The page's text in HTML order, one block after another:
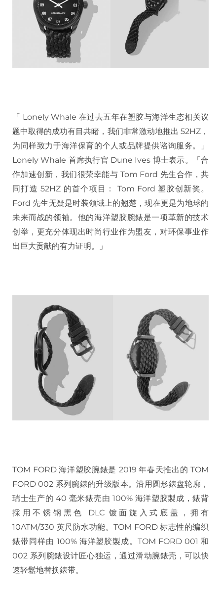
「 Lonely Whale 在过去五年在塑胶与海洋生态相关议
题中取得的成功有目共睹，我们非常激动地推出 52HZ，
为同样致力于海洋保育的个人或品牌提供谘询服务。」
Lonely Whale 首席执行官 Dune Ives 博士表示。「合
作加速创新，我们很荣幸能与 Tom Ford 先生合作，共
同打造 52HZ 的首个项目： Tom Ford 塑胶创新奖。
Ford 先生无疑是时装领域上的翘楚，现在更是为地球的
未来而战的领袖。他的海洋塑胶腕錶是一项革新的技术
创举，更充分体现出时尚行业作为盟友，对环保事业作
出巨大贡献的有力证明。」
TOM FORD 海洋塑胶腕錶是 2019 年春天推出的 TOM
FORD 002 系列腕錶的升级版本。沿用圆形錶盘轮廓，
瑞士生产的 40 毫米錶壳由 100% 海洋塑胶製成，錶背
採用不锈钢黑色 DLC 镀面旋入式底盖，拥有
10ATM/330 英尺防水功能。TOM FORD 标志性的编织
錶带同样由 100% 海洋塑胶製成。TOM FORD 001 和
002 系列腕錶设计匠心独运，通过滑动腕錶壳，可以快
速轻鬆地替换錶带。